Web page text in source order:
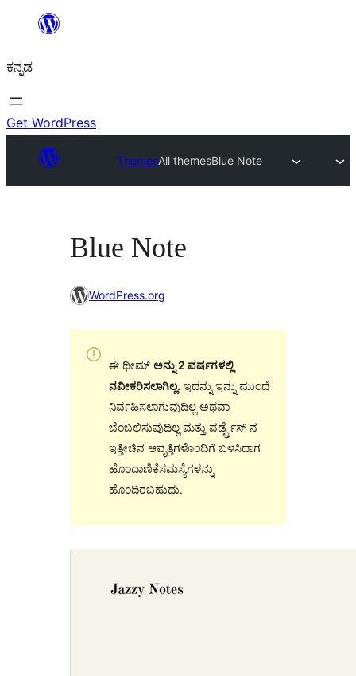
ವಿಷಯಕ್ಕೆ
ಕನ್ನಡ
Get WordPress
ThemesAll themesBlue Note
Blue Note
WordPress.org
ಈ ಥೀಮ್ ಅನ್ನು 2 ವರ್ಷಗಳಲ್ಲಿ
ನವೀಕರಿಸಲಾಗಿಲ್ಲ. ಇದನ್ನು ಇನ್ನು ಮುಂದೆ
ನಿರ್ವಹಿಸಲಾಗುವುದಿಲ್ಲ ಅಥವಾ
ಬೆಂಬಲಿಸುವುದಿಲ್ಲ ಮತ್ತು ವರ್ಡ್ಪ್ರೆಸ್ ನ
ಇತ್ತೀಚಿನ ಆವೃತ್ತಿಗಳೊಂದಿಗೆ ಬಳಸಿದಾಗ
ಹೊಂದಾಣಿಕೆಸಮಸ್ಯೆಗಳನ್ನು
ಹೊಂದಿರಬಹುದು.